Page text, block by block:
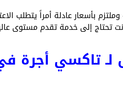
بأسعار عادلة أمراً يتطلب
تحتاج إلى خدمة تقدم مستوى
الموثوق لـ تاكسي أجرة